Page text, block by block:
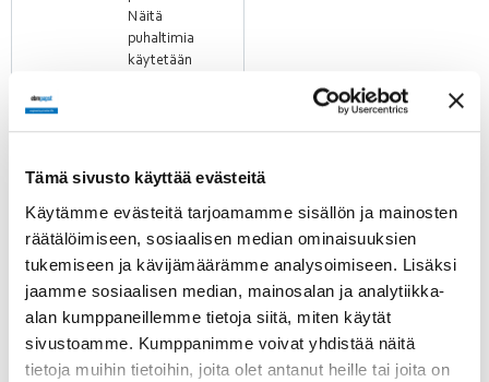
Tämä sivusto käyttää evästeitä
Käytämme evästeitä tarjoamamme sisällön ja mainosten
räätälöimiseen, sosiaalisen median ominaisuuksien
tukemiseen ja kävijämäärämme analysoimiseen. Lisäksi
jaamme sosiaalisen median, mainosalan ja analytiikka-
alan kumppaneillemme tietoja siitä, miten käytät
sivustoamme. Kumppanimme voivat yhdistää näitä
tietoja muihin tietoihin, joita olet antanut heille tai joita on
Näitä
puhaltimia
käytetään
rakennusten
Eteenpäin
kaartuvilla
siivillä
varustetut
keskipakopuhaltimet